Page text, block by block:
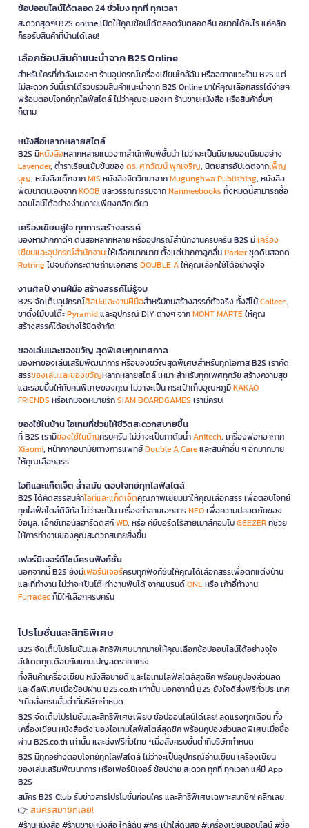
ช้อปออนไลน์ได้ตลอด 24 ชั่วโมง ทุกที่ ทุกเวลา
สะดวกสุดๆ! B2S online เปิดให้คุณช้อปได้ตลอดวันตลอดคืน อยากได้อะไร แค่คลิก
ก็รอรับสินค้าที่บ้านได้เลย!
เลือกช้อปสินค้าแนะนำจาก B2S Online
สำหรับใครที่กำลังมองหา ร้านอุปกรณ์เครื่องเขียนใกล้ฉัน หรืออยากแวะร้าน B2S แต่
ไม่สะดวก วันนี้เราได้รวบรวมสินค้าแนะนำจาก B2S Online มาให้คุณเลือกสรรได้ง่ายๆ
พร้อมตอบโจทย์ทุกไลฟ์สไตล์ ไม่ว่าคุณจะมองหา ร้านขายหนังสือ หรือสินค้าอื่นๆ
ก็ตาม
หนังสือหลากหลายสไตล์
B2S มีหนังสือหลากหลายแนวจากสำนักพิมพ์ชั้นนำ ไม่ว่าจะเป็นนิยายยอดนิยมอย่าง
Lavender, ตำราเรียนเข้มข้นของดร. ศุภวัฒน์ พุกเจริญ, นิตยสารอัปเดตจากเพ็ญ
บุญ, หนังสือเด็กจากMIS หนังสือจิตวิทยาจากMugunghwa Publishing, หนังสือ
พัฒนาตนเองจากKOOB และวรรณกรรมจากNanmeebooks ทั้งหมดนี้สามารถซื้อ
ออนไลน์ได้อย่างง่ายดายเพียงคลิกเดียว
เครื่องเขียนคู่ใจ ทุกการสร้างสรรค์
มองหาปากกาดีๆ ดินสอหลากหลาย หรืออุปกรณ์สำนักงานครบครัน B2S มีเครื่อง
เขียนและอุปกรณ์สำนักงานให้เลือกมากมาย ตั้งแต่ปากกาลูกลื่นParkerชุดดินสอกด
Rotringไปจนถึงกระดาษถ่ายเอกสารDOUBLE Aให้คุณเลือกใช้ได้อย่างจุใจ
งานศิลป์ งานฝีมือ สร้างสรรค์ไม่รู้จบ
B2S จัดเต็มอุปกรณ์ศิลปะและงานฝีมือสำหรับคนสร้างสรรค์ตัวจริง ทั้งสีไม้Colleen,
ขาตั้งไม้บนโต๊ะPyramidและอุปกรณ์ DIY ต่างๆ จากMONT MARTEให้คุณ
สร้างสรรค์ได้อย่างไร้ขีดจำกัด
ของเล่นและของขวัญ สุดพิเศษทุกเทศกาล
มองหาของเล่นเสริมพัฒนาการ หรือของขวัญสุดพิเศษสำหรับทุกโอกาส B2S เราคัด
สรรของเล่นและของขวัญหลากหลายสไตล์ เหมาะสำหรับทุกเพศทุกวัย สร้างความสุข
และรอยยิ้มให้กับคนพิเศษของคุณ ไม่ว่าจะเป็น กระเป๋าเก็บอุณหภูมิKAKAO
FRIENDS หรือเกมจดหมายรักSIAM BOARDGAMES เรามีครบ!
ของใช้ในบ้าน ไอเทมที่ช่วยให้ชีวิตสะดวกสบายขึ้น
ที่ B2S เรามีของใช้ในบ้านครบครัน ไม่ว่าจะเป็นกาต้มน้ำAnitech, เครื่องฟอกอากาศ
Xiaomi, หน้ากากอนามัยทางการแพทย์Double A Careและสินค้าอื่น ๆ อีกมากมาย
ให้คุณเลือกสรร
ไอทีและแก็ดเจ็ต ล้ำสมัย ตอบโจทย์ทุกไลฟ์สไตล์
B2S ได้คัดสรรสินค้าไอทีและแก็ดเจ็ตคุณภาพเยี่ยมมาให้คุณเลือกสรร เพื่อตอบโจทย์
ทุกไลฟ์สไตล์ดิจิทัล ไม่ว่าจะเป็น เครื่องทำลายเอกสารNEOเพื่อความปลอดภัยของ
ข้อมูล, เอ็กซ์เทอนัลฮาร์ดดิสก์WD, หรือ คีย์บอร์ดไร้สายเมาส์คอมโบGEEZERที่ช่วย
ให้การทำงานของคุณสะดวกสบายยิ่งขึ้น
เฟอร์นิเจอร์ดีไซน์ครบฟังก์ชั่น
นอกจากนี้ B2S ยังมีเฟอร์นิเจอร์ครบทุกฟังก์ชันให้คุณได้เลือกสรรเพื่อตกแต่งบ้าน
และที่ทำงาน ไม่ว่าจะเป็นโต๊ะทำงานพับได้ จากแบรนด์ONEหรือ เก้าอี้ทำงาน
Furradecก็มีให้เลือกครบครัน
โปรโมชั่นและสิทธิพิเศษ
B2S จัดเต็มโปรโมชั่นและสิทธิพิเศษมากมายให้คุณเลือกช้อปออนไลน์ได้อย่างจุใจ
อัปเดตทุกเดือนกับแคมเปญลดราคาแรง
ทั้งสินค้าเครื่องเขียน หนังสือขายดี และไอเทมไลฟ์สไตล์สุดชิค พร้อมคูปองส่วนลด
และดีลพิเศษเมื่อช้อปผ่าน B2S.co.th เท่านั้น นอกจากนี้ B2S ยังใจดีส่งฟรีทั่วประเทศ
*เมื่อสั่งครบขั้นต่ำที่บริษัทกำหนด
B2S จัดเต็มโปรโมชั่นและสิทธิพิเศษเพียบ ช้อปออนไลน์ได้เลย! ลดแรงทุกเดือน ทั้ง
เครื่องเขียน หนังสือดัง ของไอเทมไลฟ์สไตล์สุดชิค พร้อมคูปองส่วนลดพิเศษเมื่อซื้อ
ผ่าน B2S.co.th เท่านั้น และส่งฟรีทั่วไทย *เมื่อสั่งครบขั้นต่ำที่บริษัทกำหนด
B2S มีทุกอย่างตอบโจทย์ทุกไลฟ์สไตล์ ไม่ว่าจะเป็นอุปกรณ์อ่านเขียน เครื่องเขียน
ของเล่นเสริมพัฒนาการ หรือเฟอร์นิเจอร์ ช้อปง่าย สะดวก ทุกที่ ทุกเวลา แค่มี App
B2S
สมัคร B2S Club รับข่าวสารโปรโมชั่นก่อนใคร และสิทธิพิเศษเฉพาะสมาชิก! คลิกเลย
👉 สมัครสมาชิกเลย!
#ร้านหนังสือ #ร้านขายหนังสือ ใกล้ฉัน #กระเป๋าใส่ดินสอ #เครื่องเขียนออนไลน์ #ซื้อ